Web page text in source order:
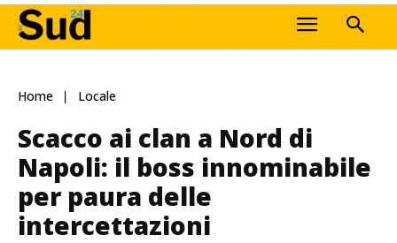
Home Locale
Scacco ai clan a Nord di
Napoli: il boss innominabile
per paura delle
intercettazioni